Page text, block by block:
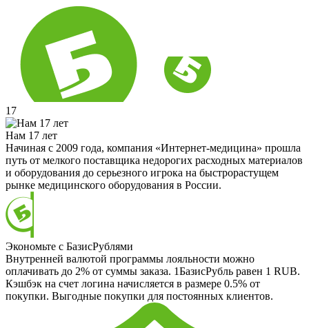
17
Нам 17 лет
Начиная с 2009 года, компания «Интернет-медицина» прошла
путь от мелкого поставщика недорогих расходных материалов
и оборудования до серьезного игрока на быстрорастущем
рынке медицинского оборудования в России.
Экономьте с БазисРублями
Внутренней валютой программы лояльности можно
оплачивать до 2% от суммы заказа. 1БазисРубль равен 1 RUB.
Кэшбэк на счет логина начисляется в размере 0.5% от
покупки. Выгодные покупки для постоянных клиентов.